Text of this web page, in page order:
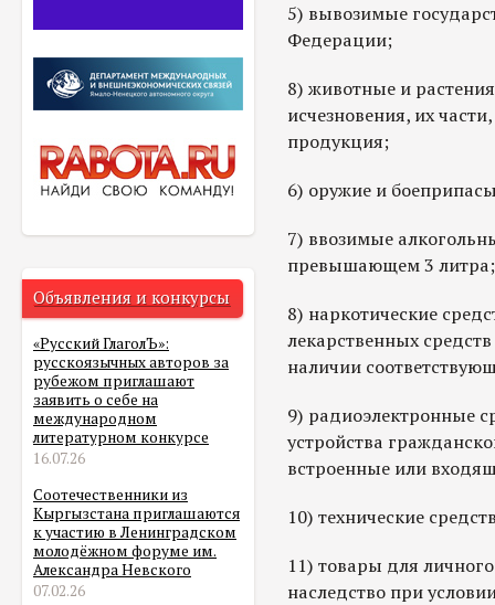
Объявления и конкурсы
«Русский ГлаголЪ»:
русскоязычных авторов за
рубежом приглашают
заявить о себе на
международном
литературном конкурсе
16.07.26
Соотечественники из
Кыргызстана приглашаются
к участию в Ленинградском
молодёжном форуме им.
Александра Невского
07.02.26
5) вывозимые
Федерации;
8) животные и
исчезновения, их
продукция;
6) оружие и
7) ввозимые
превышающем 3 литра;
8) наркотические
лекарственных
наличии
9) радиоэлектронные
устройства
встроенные или
10) технические
11) товары для
наследство при